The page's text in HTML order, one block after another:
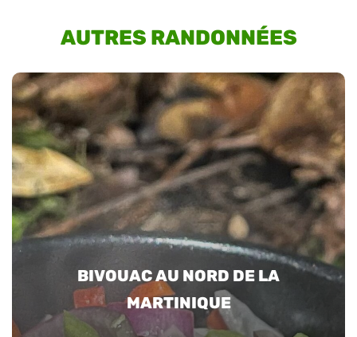
AUTRES RANDONNÉES
BIVOUAC AU NORD DE LA
MARTINIQUE